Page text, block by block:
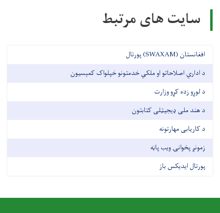
سایت های مرتبط
افغانستان (SWAXAM) پورتال
د اداري اصلاحاتو او ملکي خدمتونو خپلواک کمېسیون
د لوړو زده کړو وزارت
د هند ملی ډیجیټلی کتابتون
د کاریابی مهارتونه
زمونږ پخوانۍ ویب پاڼه
پورتال ایدیکس باز